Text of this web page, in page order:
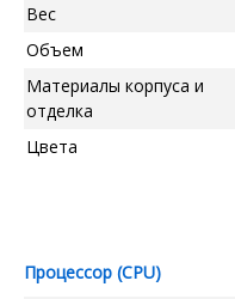
Вес
Объем
Материалы корпуса и
отделка
Цвета
Процессор (CPU)